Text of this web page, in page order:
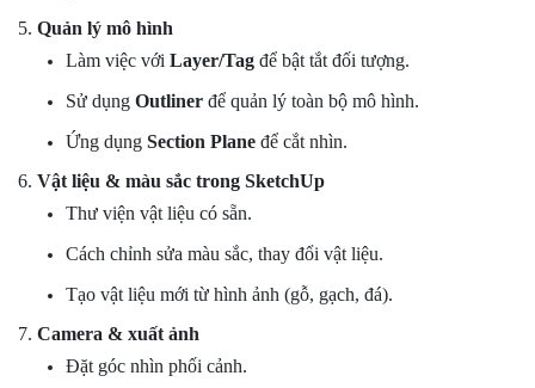
5. Quản lý mô hình
Làm việc với Layer/Tag để bật tắt đối tượng.
Sử dụng Outliner để quản lý toàn bộ mô hình.
Ứng dụng Section Plane để cắt nhìn.
6. Vật liệu & màu sắc trong SketchUp
Thư viện vật liệu có sẵn.
Cách chỉnh sửa màu sắc, thay đổi vật liệu.
Tạo vật liệu mới từ hình ảnh (gỗ, gạch, đá).
7. Camera & xuất ảnh
Đặt góc nhìn phối cảnh.